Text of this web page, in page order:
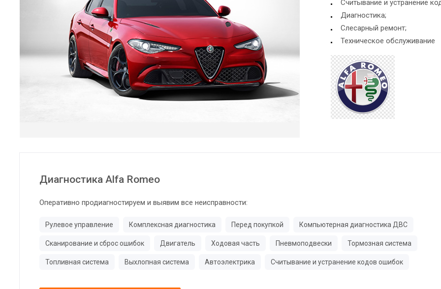
Считывание и устранение
Диагностика;
Слесарный ремонт;
Техническое обслуживание
Диагностика Alfa Romeo
Оперативно продиагностируем и выявим все неисправности:
Рулевое управление Комплексная диагностика Перед покупкой Компьютерная диагностика ДВС
Сканирование и сброс ошибок Двигатель Ходовая часть Пневмоподвески Тормозная система
Топливная система Выхлопная система Автоэлектрика Считывание и устранение кодов ошибок